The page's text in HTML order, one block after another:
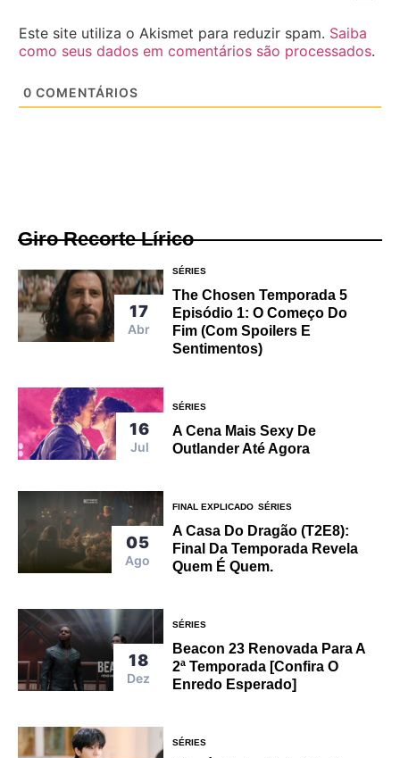
Este site utiliza o Akismet para reduzir spam. Saiba
como seus dados em comentários são processados.
0 COMENTÁRIOS
Giro Recorte Lírico
17
Abr
SÉRIES
The Chosen Temporada 5
Episódio 1: O Começo Do
Fim (Com Spoilers E
Sentimentos)
16
Jul
SÉRIES
A Cena Mais Sexy De
Outlander Até Agora
05
Ago
FINAL EXPLICADO SÉRIES
A Casa Do Dragão (T2E8):
Final Da Temporada Revela
Quem É Quem.
18
Dez
SÉRIES
Beacon 23 Renovada Para A
2ª Temporada [Confira O
Enredo Esperado]
SÉRIES